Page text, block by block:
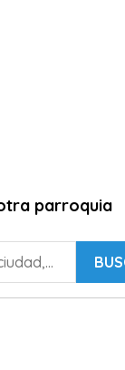
parroquia